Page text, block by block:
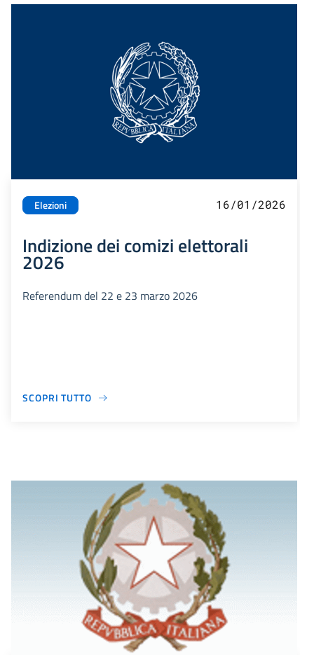
Elezioni 16/01/2026
Indizione dei comizi elettorali
2026
Referendum del 22 e 23 marzo 2026
SCOPRI TUTTO